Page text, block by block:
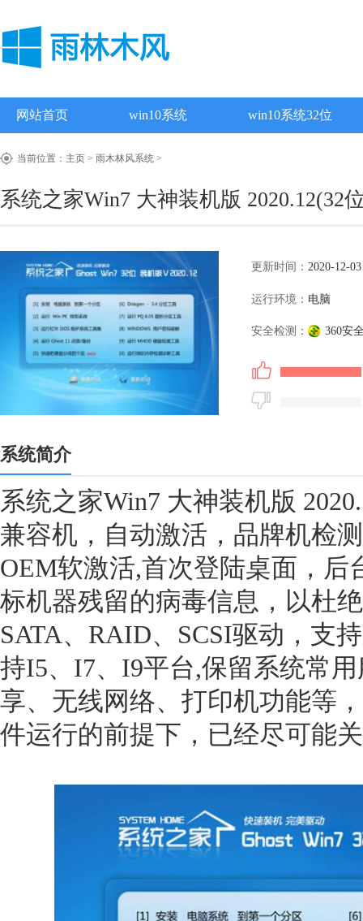
网站首页 win10系统 win10系统32位
当前位置： 主页 > 雨木林风系统 >
系统之家Win7 大神装机版 2020.12(32
更新时间： 2020-12-03
运行环境： 电脑
安全检测： 360安
系统简介
系统之家Win7 大神装机版
兼容机，自动激活，品牌机检
OEM软激活,首次登陆桌面，后
标机器残留的病毒信息，以杜
SATA、RAID、SCSI驱动，支
持I5、I7、I9平台,保留系统常
享、无线网络、打印机功能等
件运行的前提下，已经尽可能